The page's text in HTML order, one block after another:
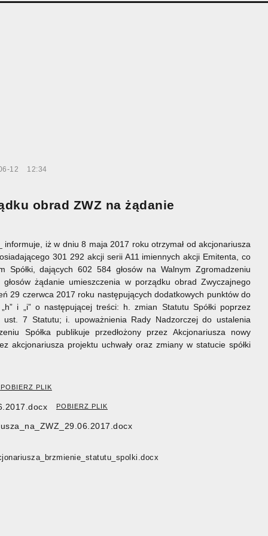
12 12:34
obrad ZWZ na żądanie
informuje, iż w dniu 8 maja 2017 roku otrzymał od akcjonariusza
301 292 akcji serii A11 imiennych akcji Emitenta, co
Spółki, dających 602 584 głosów na Walnym Zgromadzeniu
żądanie umieszczenia w porządku obrad Zwyczajnego
29 czerwca 2017 roku następujących dodatkowych punktów do
i „i” o następującej treści: h. zmian Statutu Spółki poprzez
7 Statutu; i. upoważnienia Rady Nadzorczej do ustalenia
Spółka publikuje przedłożony przez Akcjonariusza nowy
akcjonariusza projektu uchwały oraz zmiany w statucie spółki
POBIERZ PLIK
POBIERZ PLIK